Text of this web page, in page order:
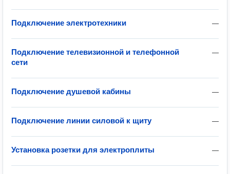
—
Подключение электротехники
—
Подключение телевизионной и телефонной
сети
—
Подключение душевой кабины
—
Подключение линии силовой к щиту
—
Установка розетки для электроплиты